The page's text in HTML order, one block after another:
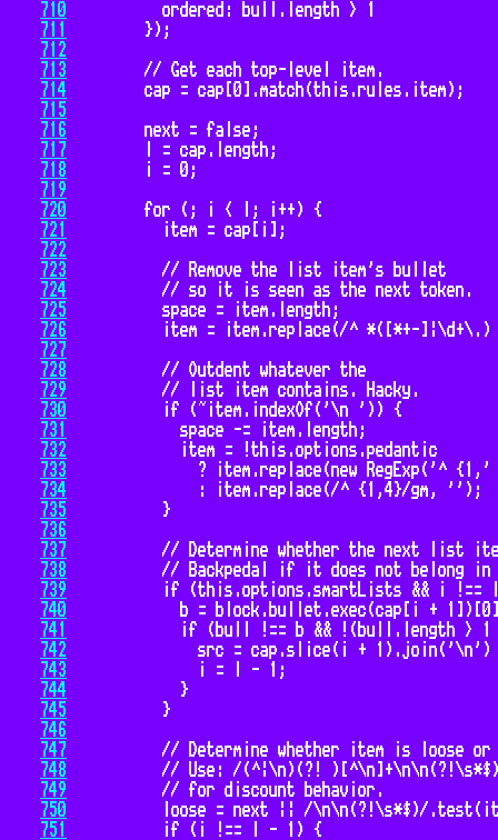
710
711
712
713
714
715
716
717
718
719
720
721
722
723
724
725
726
727
728
729
730
731
732
733
734
735
736
737
738
739
740
741
742
743
744
745
746
747
748
749
750
751